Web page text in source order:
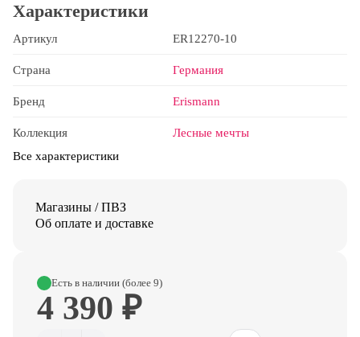
Характеристики
Артикул ER12270-10
Страна Германия
Бренд Erismann
Коллекция
Лесные мечты
Все характеристики
Магазины / ПВЗ
Об оплате и доставке
Есть в наличии (более 9)
4 390 ₽